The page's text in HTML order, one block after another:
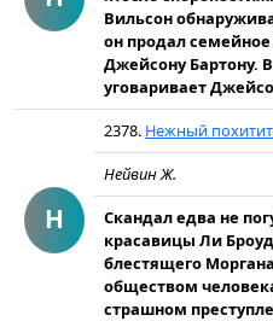
Вильсон
он продал
Джейсону Бартону.
уговаривает
Н
2378. Нежный
Нейвин Ж.
Скандал едва не
красавицы Ли
блестящего
обществом
страшном